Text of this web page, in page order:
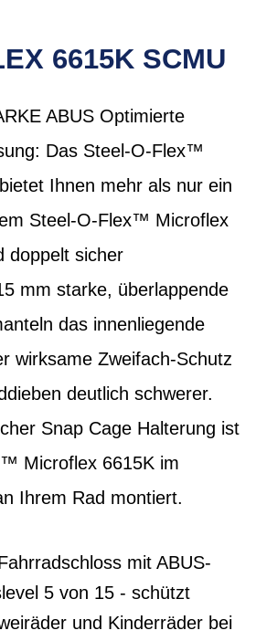
6615K SCMU
ABUS Optimierte
Das Steel-O-Flex™
Ihnen mehr als nur ein
Steel-O-Flex™ Microflex
doppelt sicher
mm starke, überlappende
das innenliegende
wirksame Zweifach-Schutz
deutlich schwerer.
Snap Cage Halterung ist
Microflex 6615K im
Ihrem Rad montiert.
mit ABUS-
5 von 15 - schützt
und Kinderräder bei